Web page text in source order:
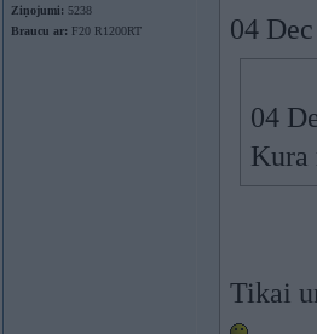
Ziņojumi: 5238
Braucu ar: F20 R1200RT 04
04
Kura
Tikai